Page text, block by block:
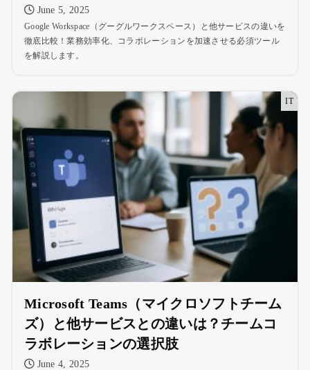
June 5, 2025
Google Workspace（グーグルワークスペース）と他サービスの違いを
徹底比較！業務効率化、コラボレーションを加速させる必須ツール
を解説します。
IT
Microsoft Teams（マイクロソフトチーム
ズ）と他サービスとの違いは？チームコ
ラボレーションの選択肢
June 4, 2025